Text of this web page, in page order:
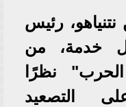
رئيس
خدمة، من
نظرًا
التصعيد